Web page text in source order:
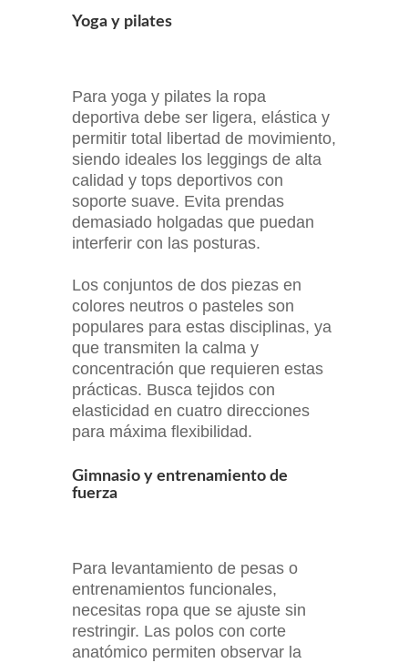
Yoga y pilates
Para yoga y pilates la ropa
deportiva debe ser ligera, elástica y
permitir total libertad de movimiento,
siendo ideales los leggings de alta
calidad y tops deportivos con
soporte suave. Evita prendas
demasiado holgadas que puedan
interferir con las posturas.
Los conjuntos de dos piezas en
colores neutros o pasteles son
populares para estas disciplinas, ya
que transmiten la calma y
concentración que requieren estas
prácticas. Busca tejidos con
elasticidad en cuatro direcciones
para máxima flexibilidad.
Gimnasio y entrenamiento de
fuerza
Para levantamiento de pesas o
entrenamientos funcionales,
necesitas ropa que se ajuste sin
restringir. Las polos con corte
anatómico permiten observar la